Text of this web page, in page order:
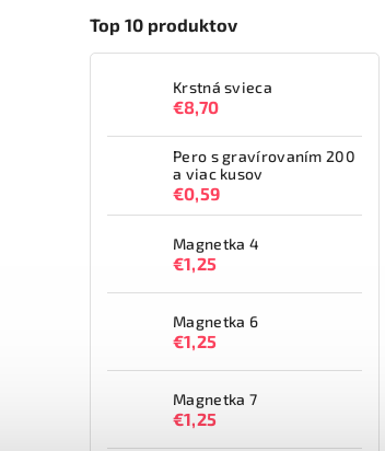
Top 10 produktov
Krstná svieca
€8,70
Pero s gravírovaním 200
a viac kusov
€0,59
Magnetka 4
€1,25
Magnetka 6
€1,25
Magnetka 7
€1,25